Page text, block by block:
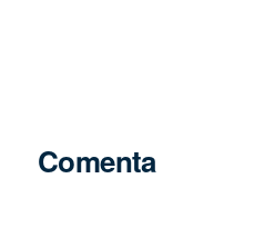
Comenta